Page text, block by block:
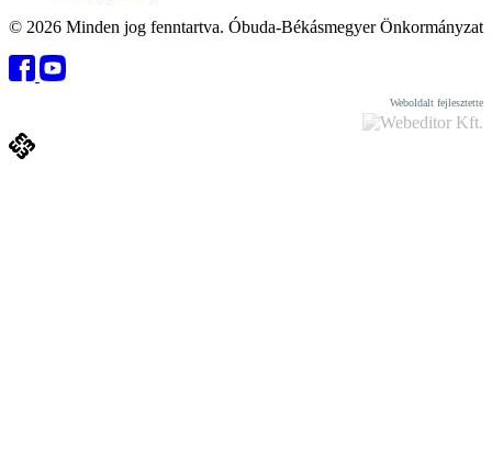
© 2026 Minden jog fenntartva. Óbuda-Békásmegyer Önkormányzat
Weboldalt fejlesztette